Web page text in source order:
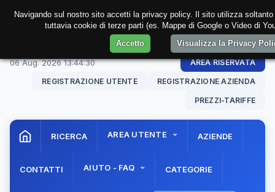
06 Aug. 202613:44:31 AREA RISERVATA
REGISTRAZIONE UTENTE REGISTRAZIONE AZIENDA
PREZZI-TARIFFE
RICERCA AREA UTENTE AZIENDE
CONTATTI AIUTO - FAQ CATEGORIE
Navigando sul nostro sito accetti la privacy policy. Il sito utilizza
tuttavia cookie di terze parti (es. Mappe di Google o Video di
Accetto
Visualizza la Privacy